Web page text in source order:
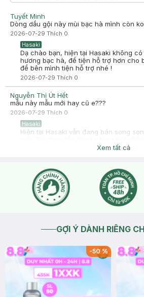
gội xong tóc rụng quá trời chê nha
Hasaki -
Hasaki xin chào! Hasaki cảm ơn thanh
đánh giá. Sự hài lòng của khách hàng
Hasaki ngày càng phát triển hơn nữa
Cảm ơn bạn đã tin tưởng và mua sắm
Tuyết Minh
Dòng dầu gội này mùi bạc hà mình còn
2026-07-29 Thích 0
Hasaki
Dạ chào bạn, hiện tại Hasaki không
hương bạc hà, để tiện hỗ trợ hơn cho
để bên mình tiện hỗ trợ nhé !
2026-07-29 Thích 0
Nguyễn Thị Út Hết
mẫu này mẫu mới hay cũ e???
2026-07-29 Thích 0
Hasaki
Hiện tại Hasaki vẫn đang bán song
hàng theo mẫu có sẵn. Tuy nhiên, tất
2026-07-29Thích
Xem tất cả
GỢI Ý DÀNH RIÊNG
-50%